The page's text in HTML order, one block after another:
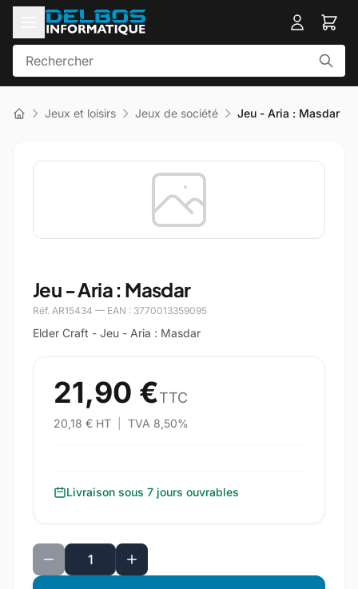
Jeux et loisirs Jeux de société Jeu - Aria : Masdar
Jeu - Aria : Masdar
Réf. AR15434 — EAN : 3770013359095
Elder Craft - Jeu - Aria : Masdar
21,90 €TTC
20,18 € HT TVA 8,50%
Livraison sous 7 jours ouvrables